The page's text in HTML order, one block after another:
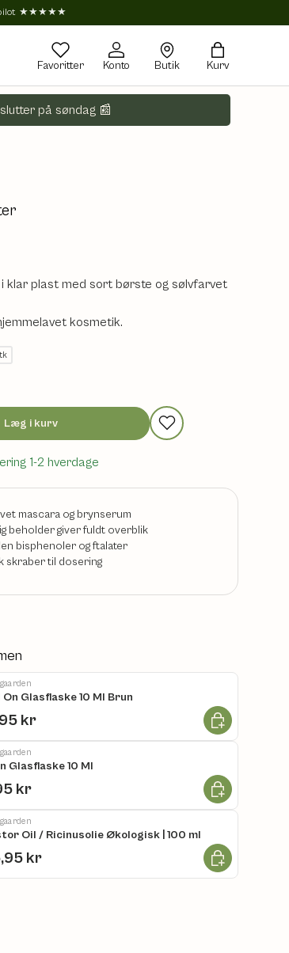
★★★★★
Favoritter
Konto Butik Kurv
på søndag 📰
klar plast med sort børste og sølvfarvet
kosmetik.
Læg i kurv
1-2 hverdage
mascara og brynserum
beholder giver fuldt overblik
bisphenoler og ftalater
skraber til dosering
On Glasflaske 10 Ml Brun
kr Læg i kurv
Glasflaske 10 Ml
kr Læg i kurv
Oil / Ricinusolie Økologisk | 100 ml
kr Læg i kurv